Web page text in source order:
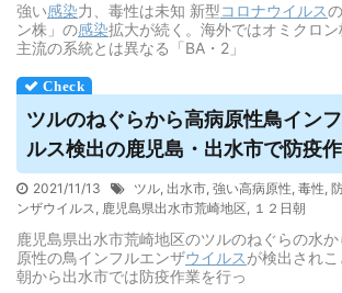
強い感染力、毒性は未知 新型コロナウイルス
ン株」の感染拡大が続く。海外ではオミクロ
主流の系統とは異なる「BA・2」
ツルのねぐらから高病原性鳥イン
ルス検出の鹿児島・出水市で防疫
2021/11/13 ツル, 出水市, 強い高病原性, 毒性,
ンザウイルス, 鹿児島県出水市荒崎地区, １２日朝
鹿児島県出水市荒崎地区のツルのねぐらの水
原性の鳥インフルエンザウイルスが検出され
朝から出水市では防疫作業を行っ